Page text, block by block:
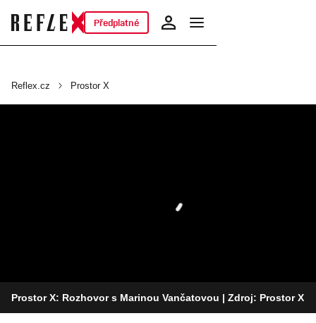
Předplatné
Reflex.cz Prostor X
Prostor X: Rozhovor s Marinou Vančatovou | Zdroj: Prostor X